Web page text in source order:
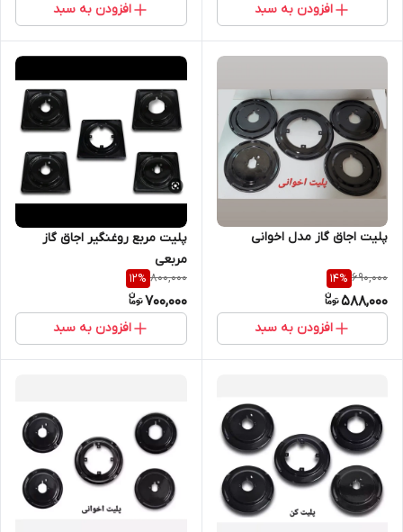
افزودن به سبد افزودن به سبد
پلیت اجاق گاز مدل اخوانی
690,000
14%
588,000
افزودن به سبد
پلیت مربع روغنگیر اجاق گاز
مربعی
800,000
12%
700,000
افزودن به سبد